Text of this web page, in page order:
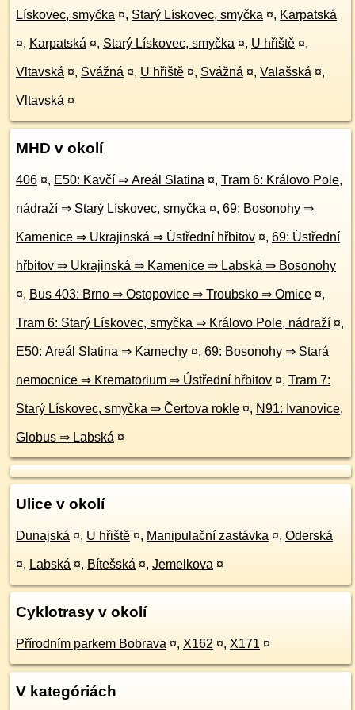
Lískovec, smyčka ¤, Starý Lískovec, smyčka ¤, Karpatská
¤, Karpatská ¤, Starý Lískovec, smyčka ¤, U hřiště ¤,
Vltavská ¤, Svážná ¤, U hřiště ¤, Svážná ¤, Valašská ¤,
Vltavská ¤
MHD v okolí
406 ¤, E50: Kavčí ⇒ Areál Slatina ¤, Tram 6: Královo Pole,
nádraží ⇒ Starý Lískovec, smyčka ¤, 69: Bosonohy ⇒
Kamenice ⇒ Ukrajinská ⇒ Ústřední hřbitov ¤, 69: Ústřední
hřbitov ⇒ Ukrajinská ⇒ Kamenice ⇒ Labská ⇒ Bosonohy
¤, Bus 403: Brno ⇒ Ostopovice ⇒ Troubsko ⇒ Omice ¤,
Tram 6: Starý Lískovec, smyčka ⇒ Královo Pole, nádraží ¤,
E50: Areál Slatina ⇒ Kamechy ¤, 69: Bosonohy ⇒ Stará
nemocnice ⇒ Krematorium ⇒ Ústřední hřbitov ¤, Tram 7:
Starý Lískovec, smyčka ⇒ Čertova rokle ¤, N91: Ivanovice,
Globus ⇒ Labská ¤
Ulice v okolí
Dunajská ¤, U hřiště ¤, Manipulační zastávka ¤, Oderská
¤, Labská ¤, Bítešská ¤, Jemelkova ¤
Cyklotrasy v okolí
Přírodním parkem Bobrava ¤, X162 ¤, X171 ¤
V kategóriách